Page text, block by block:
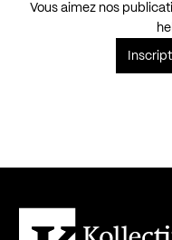
Vous aimez nos